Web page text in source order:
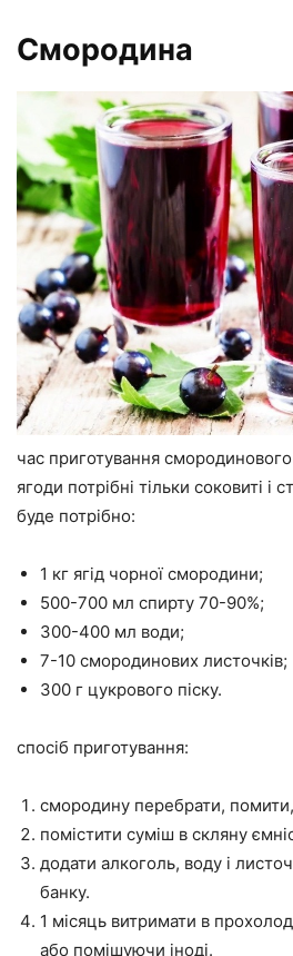
Смородина
час приготування
ягоди потрібні тільки соковиті і
буде потрібно:
1 кг ягід чорної смородини;
500-700 мл спирту 70-90%;
300-400 мл води;
7-10 смородинових листочків;
300 г цукрового піску.
спосіб приготування:
смородину перебрати,
помістити суміш в скляну
додати алкоголь, воду і
банку.
1 місяць витримати в
або помішуючи іноді.